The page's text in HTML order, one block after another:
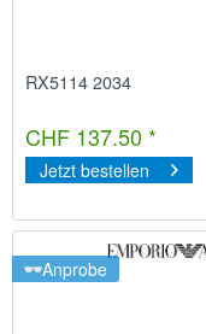
RX5114 2034
CHF 137.50 *
Jetzt bestellen
Anprobe